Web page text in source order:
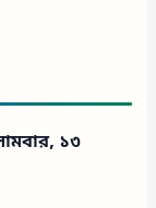
১৩